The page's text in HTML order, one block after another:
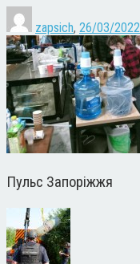
zapsich, 26/03/2022
Пульс Запоріжжя